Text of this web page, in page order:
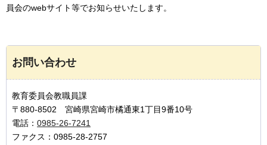
員会のwebサイト等でお知らせいたします。
お問い合わせ
教育委員会教職員課
〒880-8502 宮崎県宮崎市橘通東1丁目9番10号
電話： 0985-26-7241
ファクス：0985-28-2757